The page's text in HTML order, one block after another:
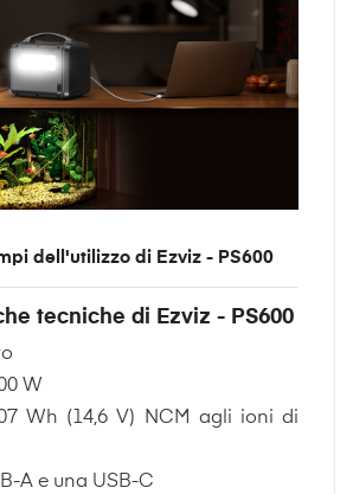
dell'utilizzo di Ezviz - PS600
tecniche di Ezviz - PS600
W
Wh (14,6 V) NCM agli ioni di
A e una USB-C